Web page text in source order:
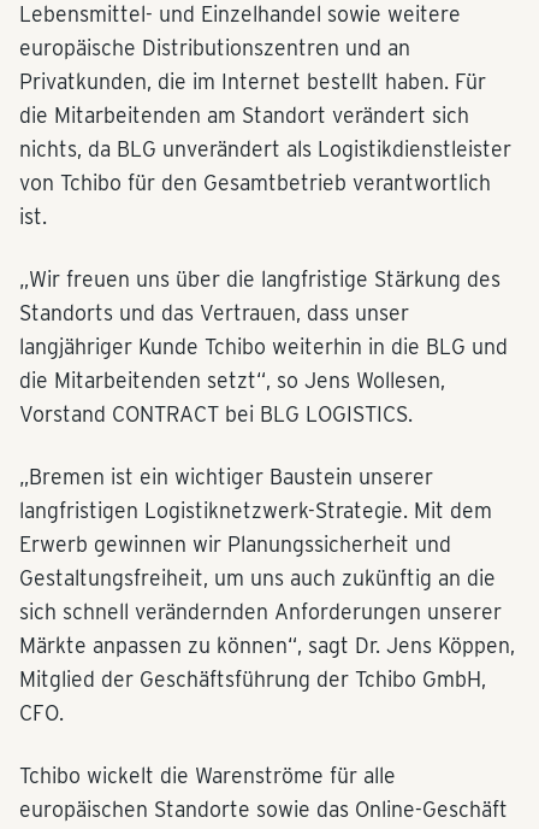
Lebensmittel- und Einzelhandel sowie weitere
europäische Distributionszentren und an
Privatkunden, die im Internet bestellt haben. Für
die Mitarbeitenden am Standort verändert sich
nichts, da BLG unverändert als Logistikdienstleister
von Tchibo für den Gesamtbetrieb verantwortlich
ist.
„Wir freuen uns über die langfristige Stärkung des
Standorts und das Vertrauen, dass unser
langjähriger Kunde Tchibo weiterhin in die BLG und
die Mitarbeitenden setzt“, so Jens Wollesen,
Vorstand CONTRACT bei BLG LOGISTICS.
„Bremen ist ein wichtiger Baustein unserer
langfristigen Logistiknetzwerk-Strategie. Mit dem
Erwerb gewinnen wir Planungssicherheit und
Gestaltungsfreiheit, um uns auch zukünftig an die
sich schnell verändernden Anforderungen unserer
Märkte anpassen zu können“, sagt Dr. Jens Köppen,
Mitglied der Geschäftsführung der Tchibo GmbH,
CFO.
Tchibo wickelt die Warenströme für alle
europäischen Standorte sowie das Online-Geschäft